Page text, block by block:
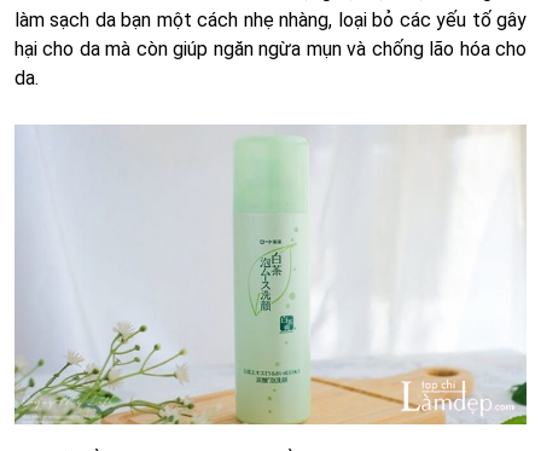
làm sạch da bạn một cách nhẹ nhàng, loại bỏ các yếu tố gây
hại cho da mà còn giúp ngăn ngừa mụn và chống lão hóa cho
da.